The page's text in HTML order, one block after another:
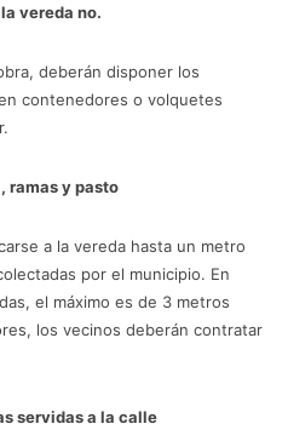
vereda no.
deberán disponer los
contenedores o volquetes
ramas y pasto
a la vereda hasta un metro
por el municipio. En
el máximo es de 3 metros
los vecinos deberán contratar
servidas a la calle